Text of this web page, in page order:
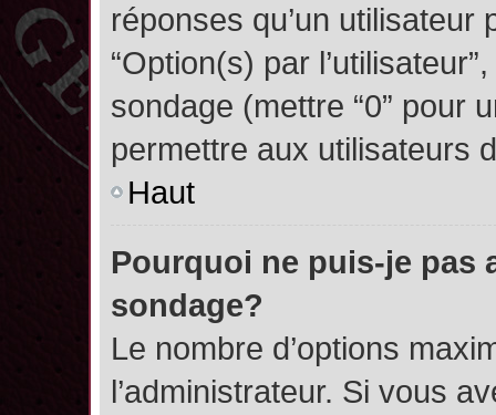
réponses qu’un
“Option(s) par
sondage (mettre “0” pour
permettre aux utilisateurs
Haut
Pourquoi ne puis-je pas
sondage?
Le nombre d’options
l’administrateur. Si vous